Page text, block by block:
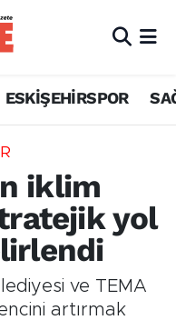
ESKİŞEHİRSPOR
iklim
yol
ve TEMA
artırmak